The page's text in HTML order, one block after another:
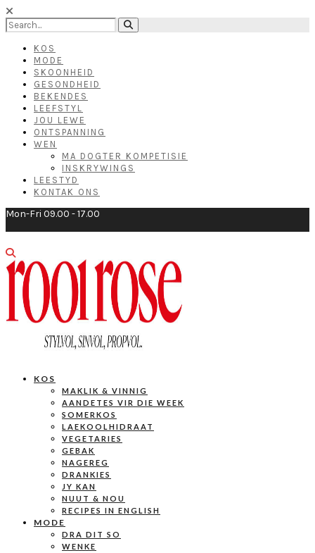
KOS
MODE
SKOONHEID
GESONDHEID
BEKENDES
LEEFSTYL
JOU LEWE
ONTSPANNING
WEN
MA DOGTER KOMPETISIE
INSKRYWINGS
LEESTYD
KONTAK ONS
Mon-Fri 09.00 - 17.00
KOS
MAKLIK & VINNIG
AANDETES VIR DIE WEEK
SOMERKOS
LAEKOOLHIDRAAT
VEGETARIES
GEBAK
NAGEREG
DRANKIES
JY KAN
NUUT & NOU
RECIPES IN ENGLISH
MODE
DRA DIT SO
WENKE